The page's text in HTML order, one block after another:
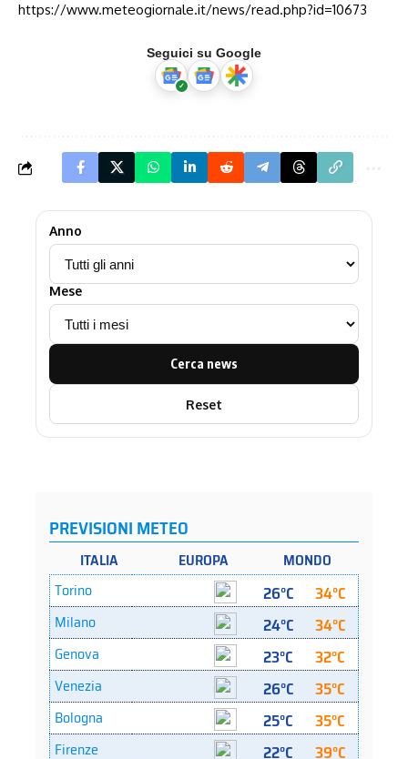
https://www.meteogiornale.it/news/read.php?id=10673
Seguici su Google
Anno
Mese
Cerca news
Reset